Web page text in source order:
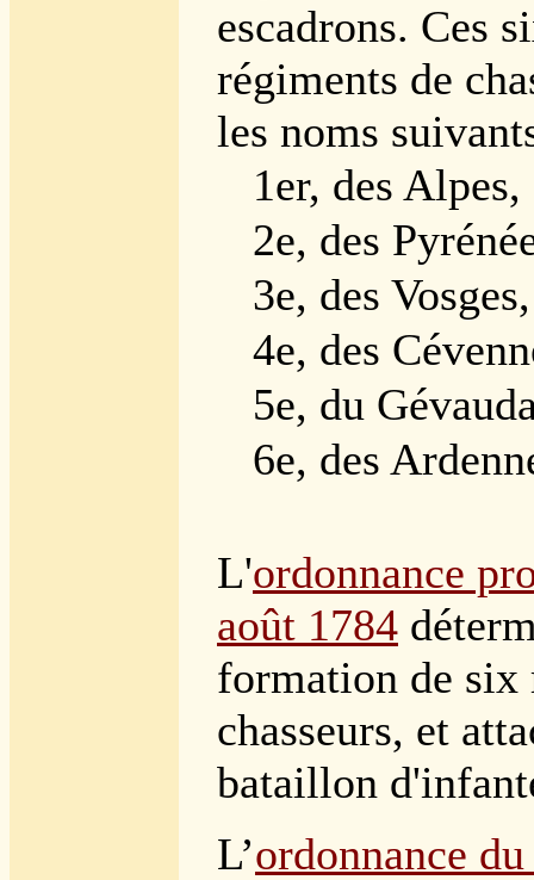
escadrons. Ces
régiments de
les noms
1er, des Alpes,
2e, des
3e, des Vosges,
4e, des
5e, du
6e, des
L'ordonnance
août 1784
formation de six
chasseurs, et
bataillon
L’ordonnance